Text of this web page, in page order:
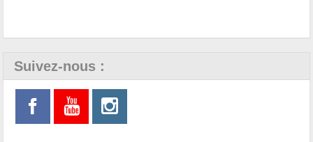
Suivez-nous :